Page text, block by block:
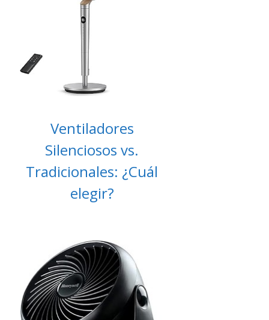
Ventiladores
Silenciosos vs.
Tradicionales: ¿Cuál
elegir?